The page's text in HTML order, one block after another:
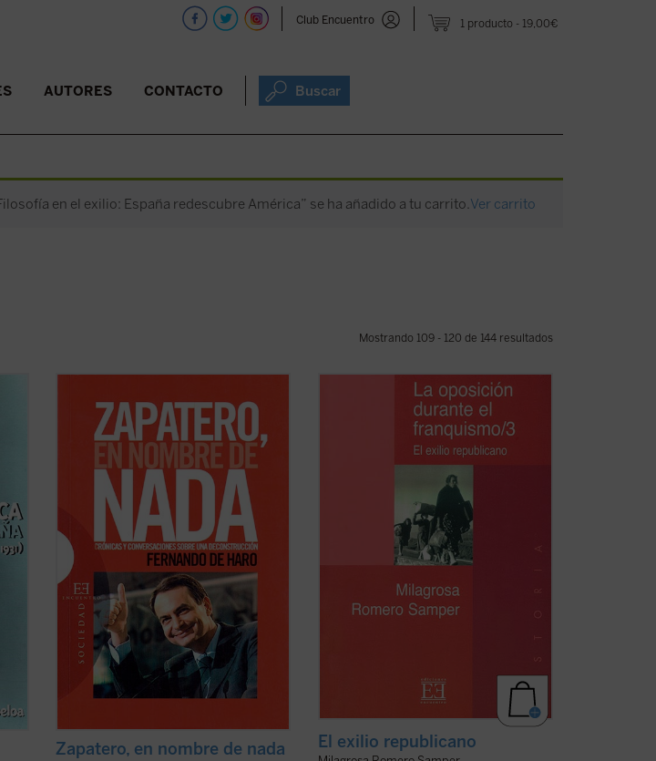
1 producto 19,00€
Club Encuentro
AUTORES CONTACTO Buscar
en el exilio: España redescubre América” se ha añadido a tu carrito.Ver carrito
Mostrando 109 - 120 de 144 resultados
El 14 de marzo de 2004, a las once de la
noche, Zapatero comparecía ante la
prensa y ante sus seguidores en la sede
del PSOE en la calle Ferraz de Madrid. A
esa hora su victoria, después de una
turbulenta jornada de reflexión, ya
estaba clara. El ...(ver ficha)
Zapatero, en nombre de nada
«Este volumen cubre un nuevo territorio
del complejo mundo constituido por los
diversos movimientos políticos que se
opusieron al régimen de Franco. En este
caso, se trata de la institución que
mantuvo la legitimidad republicana; es
El exilio republicano